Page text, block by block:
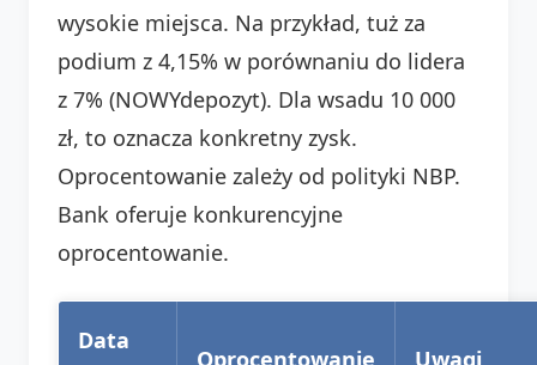
wysokie miejsca. Na przykład, tuż za
podium z 4,15% w porównaniu do lidera
z 7% (NOWYdepozyt). Dla wsadu 10 000
zł, to oznacza konkretny zysk.
Oprocentowanie zależy od polityki NBP.
Bank oferuje konkurencyjne
oprocentowanie.
Data
Oprocentowanie Uwagi